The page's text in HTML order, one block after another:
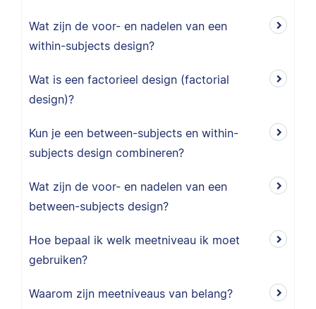
Wat zijn de voor- en nadelen van een
within-subjects design?
Wat is een factorieel design (factorial
design)?
Kun je een between-subjects en within-
subjects design combineren?
Wat zijn de voor- en nadelen van een
between-subjects design?
Hoe bepaal ik welk meetniveau ik moet
gebruiken?
Waarom zijn meetniveaus van belang?